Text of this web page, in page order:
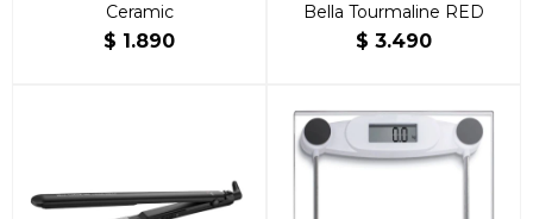
Ceramic
$ 1.890
Bella Tourmaline RED
$ 3.490